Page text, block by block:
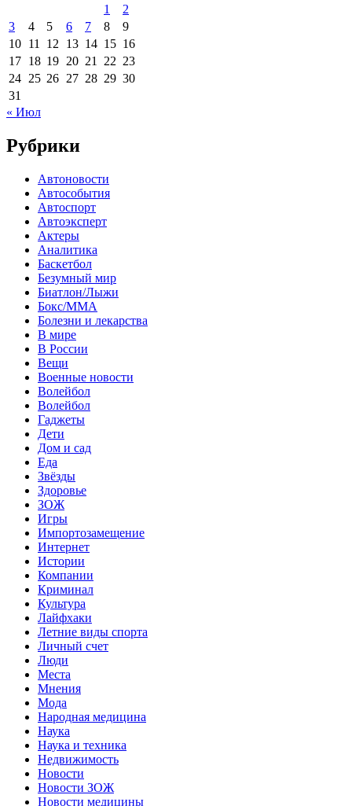
1
2
3
4 5 6 7 8
9
10 11 12 13 14 15 16
17 18 19 20 21 22 23
24 25 26 27 28 29 30
31
« Июл
Рубрики
Автоновости
Автособытия
Автоспорт
Автоэксперт
Актеры
Аналитика
Баскетбол
Безумный мир
Биатлон/Лыжи
Бокс/MMA
Болезни и лекарства
В мире
В России
Вещи
Военные новости
Волейбол
Волейбол
Гаджеты
Дети
Дом и сад
Еда
Звёзды
Здоровье
ЗОЖ
Игры
Импортозамещение
Интернет
Истории
Компании
Криминал
Культура
Лайфхаки
Летние виды спорта
Личный счет
Люди
Места
Мнения
Мода
Народная медицина
Наука
Наука и техника
Недвижимость
Новости
Новости ЗОЖ
Новости медицины